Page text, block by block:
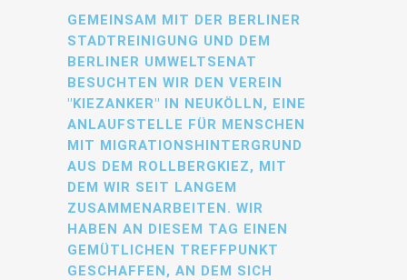
GEMEINSAM MIT DER BERLINER
STADTREINIGUNG UND DEM
BERLINER UMWELTSENAT
BESUCHTEN WIR DEN VEREIN
"KIEZANKER" IN NEUKÖLLN, EINE
ANLAUFSTELLE FÜR MENSCHEN
MIT MIGRATIONSHINTERGRUND
AUS DEM ROLLBERGKIEZ, MIT
DEM WIR SEIT LANGEM
ZUSAMMENARBEITEN. WIR
HABEN AN DIESEM TAG EINEN
GEMÜTLICHEN TREFFPUNKT
GESCHAFFEN, AN DEM SICH